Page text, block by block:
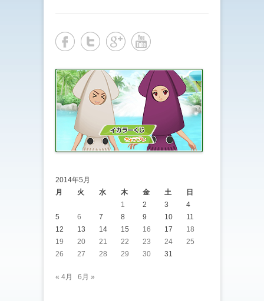
2014年5月
月
火 水 木 金 土
日
1
2 3
4
5
6 7 8 9 10
11
12
13 14 15 16 17
18
19
20 21 22 23 24
25
26
27 28 29 30 31
« 4月 6月 »